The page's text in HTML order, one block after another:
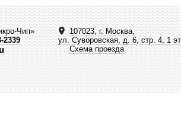
Чип»
2339
107023, г. Москва,
ул. Суворовская, д. 6, стр. 4, 1
Схема проезда